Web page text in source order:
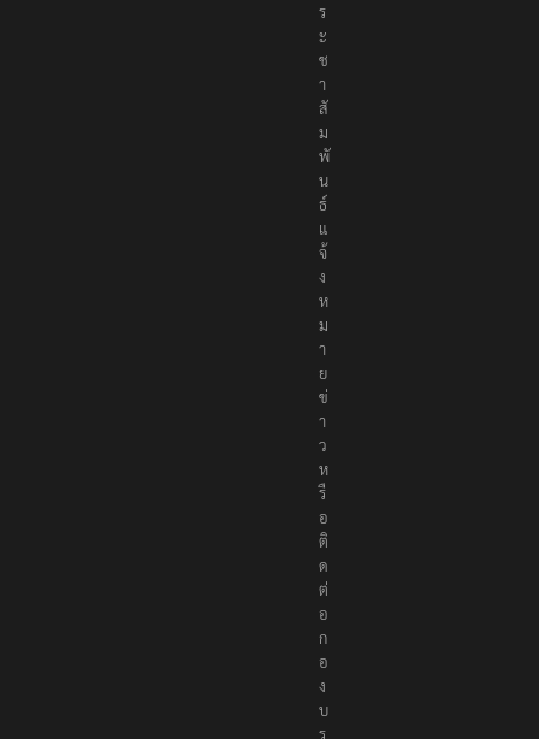
ร
ะ
ช
า
สั
ม
พั
น
ธ์
แ
จ้
ง
ห
ม
า
ย
ข่
า
ว
ห
รื
อ
ติ
ด
ต่
อ
ก
อ
ง
บ
ร